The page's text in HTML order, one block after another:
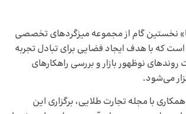
نخستین گام از مجموعه میزگردهای تخصصی
که با هدف ایجاد فضایی برای تبادل تجربه
نوظهور بازار و بررسی راهکارهای
می‌شود.
با مجله تجارت طلایی، برگزاری این